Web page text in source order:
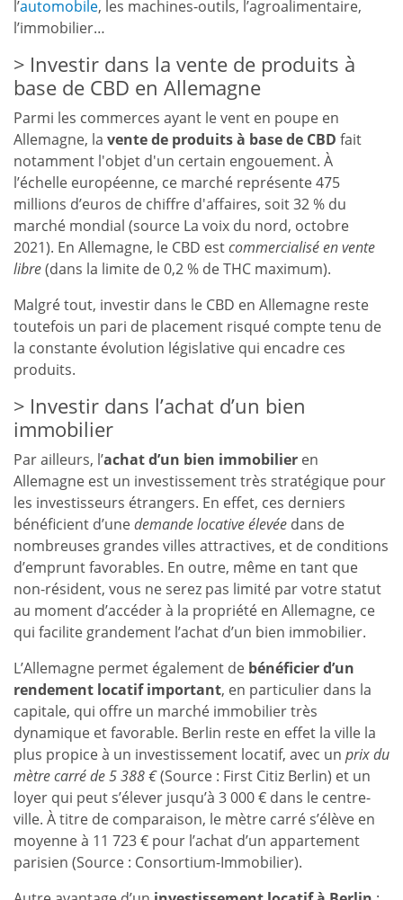
l’automobile, les machines-outils, l’agroalimentaire,
l’immobilier…
Investir dans la vente de produits à
base de CBD en Allemagne
Parmi les commerces ayant le vent en poupe en
Allemagne, la vente de produits à base de CBD fait
notamment l'objet d'un certain engouement. À
l’échelle européenne, ce marché représente 475
millions d’euros de chiffre d'affaires, soit 32 % du
marché mondial (source La voix du nord, octobre
2021). En Allemagne, le CBD estcommercialisé en vente
libre(dans la limite de 0,2 % de THC maximum).
Malgré tout, investir dans le CBD en Allemagne reste
toutefois un pari de placement risqué compte tenu de
la constante évolution législative qui encadre ces
produits.
Investir dans l’achat d’un bien
immobilier
Par ailleurs, l’achat d’un bien immobilier en
Allemagne est un investissement très stratégique pour
les investisseurs étrangers. En effet, ces derniers
bénéficient d’unedemande locative élevée dans de
nombreuses grandes villes attractives, et de conditions
d’emprunt favorables. En outre, même en tant que
non-résident, vous ne serez pas limité par votre statut
au moment d’accéder à la propriété en Allemagne, ce
qui facilite grandement l’achat d’un bien immobilier.
L’Allemagne permet également de bénéficier d’un
rendement locatif important, en particulier dans la
capitale, qui offre un marché immobilier très
dynamique et favorable. Berlin reste en effet la ville la
plus propice à un investissement locatif, avec un prix du
mètre carré de 5 388 €(Source : First Citiz Berlin) et un
loyer qui peut s’élever jusqu’à 3 000 € dans le centre-
ville. À titre de comparaison, le mètre carré s’élève en
moyenne à 11 723 € pour l’achat d’un appartement
parisien (Source : Consortium-Immobilier).